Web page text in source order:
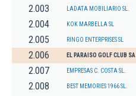
2.003 LADATA MOBILIARIO SL.
2.004 KOK MARBELLA SL
2.005 RINGO ENTERPRISES SL
2.006 EL PARAISO GOLF CLUB SA
2.007 EMPRESAS C. COSTA SL.
2.008 BEST MEMORIES 1966 SL.